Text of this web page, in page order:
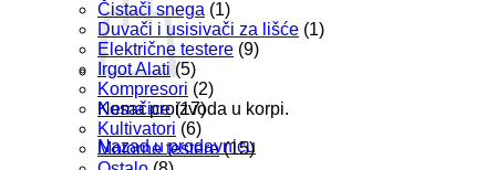
Nema proizvoda u korpi.
Nazad u prodavnicu
Čistači snega (1)
Duvači i usisivači za lišće (1)
Električne testere (9)
Irgot Alati (5)
Kompresori (2)
Kosačice (17)
Kultivatori (6)
Motorne testere (15)